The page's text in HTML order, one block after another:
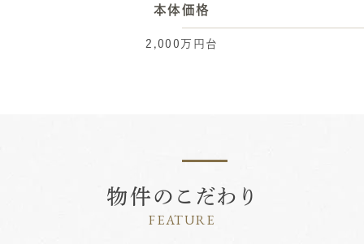
本体価格
2,000万円台
物件のこだわり
FEATURE